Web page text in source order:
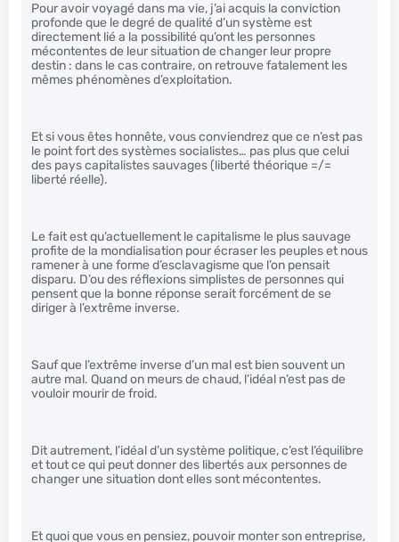
Pour avoir voyagé dans ma vie, j’ai acquis la conviction
profonde que le degré de qualité d’un système est
directement lié a la possibilité qu’ont les personnes
mécontentes de leur situation de changer leur propre
destin : dans le cas contraire, on retrouve fatalement les
mêmes phénomènes d’exploitation.
Et si vous êtes honnête, vous conviendrez que ce n’est pas
le point fort des systèmes socialistes… pas plus que celui
des pays capitalistes sauvages (liberté théorique =/=
liberté réelle).
Le fait est qu’actuellement le capitalisme le plus sauvage
profite de la mondialisation pour écraser les peuples et nous
ramener à une forme d’esclavagisme que l’on pensait
disparu. D’ou des réflexions simplistes de personnes qui
pensent que la bonne réponse serait forcément de se
diriger à l’extrême inverse.
Sauf que l’extrême inverse d’un mal est bien souvent un
autre mal. Quand on meurs de chaud, l’idéal n’est pas de
vouloir mourir de froid.
Dit autrement, l’idéal d’un système politique, c’est l’équilibre
et tout ce qui peut donner des libertés aux personnes de
changer une situation dont elles sont mécontentes.
Et quoi que vous en pensiez, pouvoir monter son entreprise,